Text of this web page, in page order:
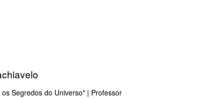
Segredos do Universo" | Professor